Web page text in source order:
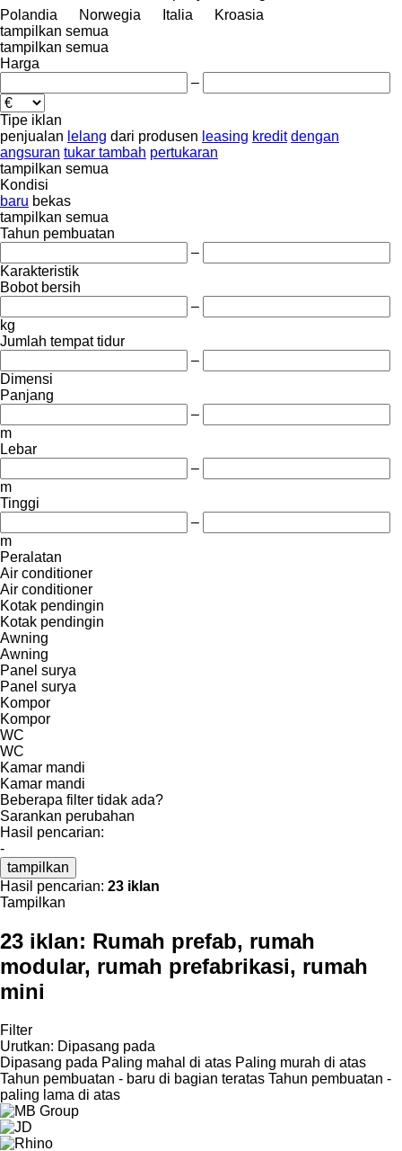
Polandia
Norwegia Italia
Kroasia
tampilkan semua
tampilkan semua
Harga
–
Tipe iklan
penjualan lelang dari produsen leasing kredit dengan
angsuran tukar tambah pertukaran
tampilkan semua
Kondisi
baru bekas
tampilkan semua
Tahun pembuatan
–
Karakteristik
Bobot bersih
–
kg
Jumlah tempat tidur
–
Dimensi
Panjang
–
m
Lebar
–
m
Tinggi
–
m
Peralatan
Air conditioner
Air conditioner
Kotak pendingin
Kotak pendingin
Awning
Awning
Panel surya
Panel surya
Kompor
Kompor
WC
WC
Kamar mandi
Kamar mandi
Beberapa filter tidak ada?
Sarankan perubahan
Hasil pencarian:
-
tampilkan
Hasil pencarian: 23 iklan
Tampilkan
23 iklan: Rumah prefab, rumah
modular, rumah prefabrikasi, rumah
mini
Filter
Urutkan: Dipasang pada
Dipasang pada Paling mahal di atas Paling murah di atas
Tahun pembuatan - baru di bagian teratas Tahun pembuatan -
paling lama di atas